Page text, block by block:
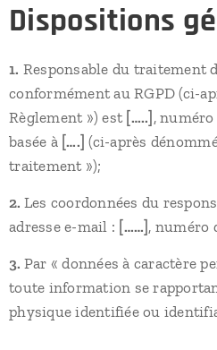
Dispositions
1. Responsable du traitement
conformément au RGPD (ci-
Règlement ») est […..] ,
basée à [….] (ci-après
traitement »);
2. Les coordonnées du
adresse e-mail : [……] , numéro
3. Par « données à caractère
toute information se
physique identifiée ou